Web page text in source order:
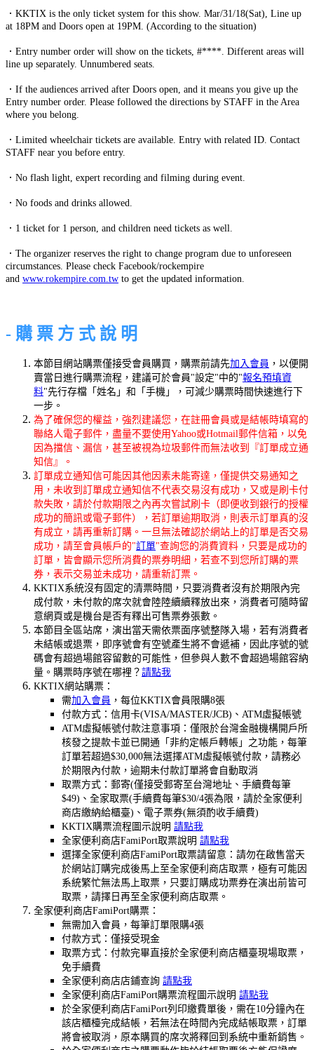
．KKTIX is the only ticket system for this show. Mar/31/18(Sat), Line up
at 18PM and Doors open at 19PM. (According to the situation)
．Entry number order will show on the tickets, #****. Different areas will
line up separately. Unnumbered seats.
．If the audiences arrived after Doors open, and it means you give up the
Entry number order. Please followed the directions by STAFF in the Area
where you belong.
．Limited wheelchair tickets are available. Entry with related ID. Contact
STAFF near you before entry.
．No flash light, expert recording and filming during event.
．No foods and drinks allowed.
．1 ticket for 1 person, and children need tickets as well.
．The organizer reserves the right to change program due to unforeseen
circumstances. Please check Facebook/rockempire
and www.rokempire.com.tw to get the updated information.
- 購 票 方 式 說 明
本節目網站購票僅接受會員購買，購票前請先加入會員 ，以便開
賣當日進行購票流程，建議可於會員"設定"中的"報名預填資
料"先行存檔「姓名」和「手機」，可減少購票時間快速進行下
一步。
為了確保您的權益，強烈建議您，在註冊會員或是結帳時填寫的
聯絡人電子郵件，盡量不要使用Yahoo或Hotmail郵件信箱，以免
因為擋信、漏信，甚至被視為垃圾郵件而無法收到『訂單成立通
知信』。
訂單成立通知信可能因其他因素未能寄達，僅提供交易通知之
用，未收到訂單成立通知信不代表交易沒有成功，又或是刷卡付
款失敗，請於付款期限之內再次嘗試刷卡（即便收到銀行的授權
成功的簡訊或電子郵件），若訂單逾期取消，則表示訂單真的沒
有成立，請再重新訂購。一旦無法確認於網站上的訂單是否交易
成功，請至會員帳戶的"訂單"查詢您的消費資料，只要是成功的
訂單，皆會顯示您所消費的票券明細，若查不到您所訂購的票
券，表示交易並未成功，請重新訂票。
KKTIX系統沒有固定的清票時間，只要消費者沒有於期限內完
成付款，未付款的席次就會陸陸續續釋放出來，消費者可隨時留
意網頁或是機台是否有釋出可售票券張數。
本節目全區站席，演出當天需依票面序號整隊入場，若有消費者
未結帳或退票，即序號會有空號產生將不會遞補，因此序號的號
碼會有超過場館容留數的可能性，但參與人數不會超過場館容納
量。購票時序號在哪裡？ 請點我
KKTIX網站購票：
需加入會員 ，每位KKTIX會員限購8張
付款方式：信用卡(VISA/MASTER/JCB)、ATM虛擬帳號
ATM虛擬帳號付款注意事項：僅限於台灣金融機構開戶所
核發之提款卡並已開通「非約定帳戶轉帳」之功能，每筆
訂單若超過$30,000無法選擇ATM虛擬帳號付款，請務必
於期限內付款，逾期未付款訂單將會自動取消
取票方式：郵寄(僅接受郵寄至台灣地址、手續費每筆
$49)、全家取票(手續費每筆$30/4張為限，請於全家便利
商店繳納給櫃臺)、電子票券(無須酌收手續費)
KKTIX購票流程圖示說明 請點我
全家便利商店FamiPort取票說明 請點我
選擇全家便利商店FamiPort取票請留意：請勿在啟售當天
於網站訂購完成後馬上至全家便利商店取票，極有可能因
系統繁忙無法馬上取票，只要訂購成功票券在演出前皆可
取票，請擇日再至全家便利商店取票。
全家便利商店FamiPort購票：
無需加入會員，每筆訂單限購4張
付款方式：僅接受現金
取票方式：付款完畢直接於全家便利商店櫃臺現場取票，
免手續費
全家便利商店店鋪查詢 請點我
全家便利商店FamiPort購票流程圖示說明 請點我
於全家便利商店FamiPort列印繳費單後，需在10分鐘內在
該店櫃檯完成結帳，若無法在時間內完成結帳取票，訂單
將會被取消，原本購買的席次將釋回到系統中重新銷售。